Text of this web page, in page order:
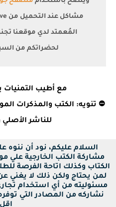
المُعمتد لدي موقعنا
لحضراتكم من
مع أطيب التمنيات
⛔ تنويه: الكتب والمذكرات
للناشر الأصلي
السلام عليكم، نود أن
مشاركة الكتب الخارجية علي
الكتاب وكذلك اتاحة الفرصة
لمن يحتاج ولكن ذلك لا يغني
مسئوليته من أي استخدام